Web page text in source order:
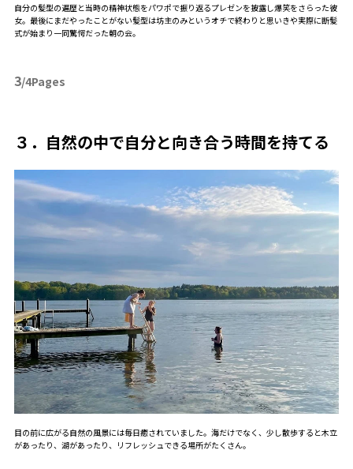
自分の髪型の遍歴と当時の精神状態をパワポで振り返るプレゼンを披露し爆笑をさらった彼
女。最後にまだやったことがない髪型は坊主のみというオチで終わりと思いきや実際に断髪
式が始まり一同驚愕だった朝の会。
3/4Pages
３．自然の中で自分と向き合う時間を持てる
目の前に広がる自然の風景には毎日癒されていました。海だけでなく、少し散歩すると木立
があったり、湖があったり、リフレッシュできる場所がたくさん。